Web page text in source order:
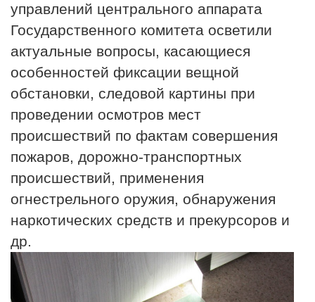
управлений центрального аппарата
Государственного комитета осветили
актуальные вопросы, касающиеся
особенностей фиксации вещной
обстановки, следовой картины при
проведении осмотров мест
происшествий по фактам совершения
пожаров, дорожно-транспортных
происшествий, применения
огнестрельного оружия, обнаружения
наркотических средств и прекурсоров и
др.